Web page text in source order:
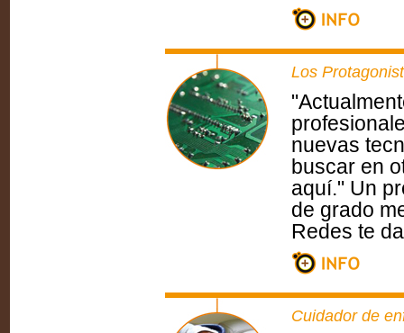
Los
nuevas
buscar en
aquí." Un
de grado
Redes te
Cuidador de